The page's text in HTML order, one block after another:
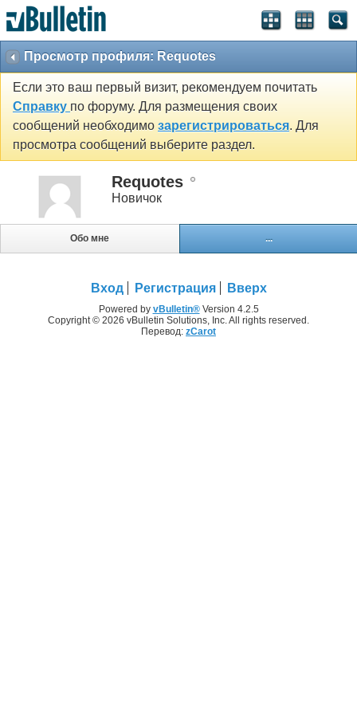
Просмотр профиля: Requotes
Если это ваш первый визит, рекомендуем почитать
Справку по форуму. Для размещения своих
сообщений необходимо зарегистрироваться. Для
просмотра сообщений выберите раздел.
Requotes
Новичок
Обо мне ...
Вход Регистрация Вверх
Powered by vBulletin®Version 4.2.5
Copyright © 2026 vBulletin Solutions, Inc. All rights reserved.
Перевод: zCarot